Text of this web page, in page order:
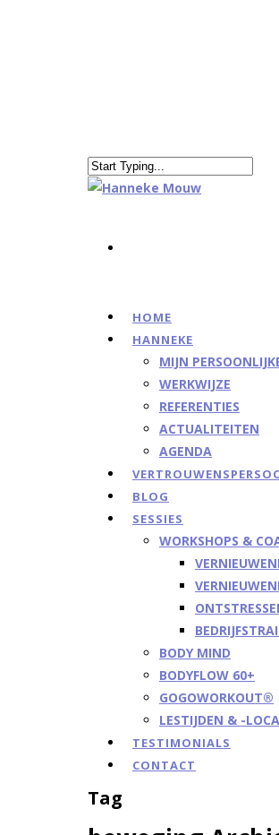
HOME
HANNEKE
MIJN
WERKWIJZE
REFERENTIES
ACTUALITEITEN
AGENDA
BLOG
SESSIES
WORKSHOPS &
BODY MIND
BODYFLOW 60+
GOGOWORKOUT®
LESTIJDEN & -
TESTIMONIALS
CONTACT
Tag